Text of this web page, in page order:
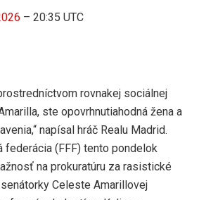
– 20:35 UTC
rovnakej sociálnej
ste opovrhnutiahodná žena a
napísal hráč Realu Madrid.
federácia (FFF) tento pondelok
na prokuratúru za rasistické
Celeste Amarillovej